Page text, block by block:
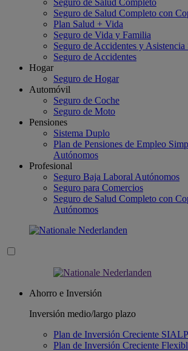
Seguro de Salud Completo
Seguro de Salud Completo con
Plan Salud + Vida
Seguro de Vida y Familia
Seguro de Accidentes y
Seguro de Accidentes
Hogar
Seguro de Hogar
Automóvil
Seguro de Coche
Seguro de Moto
Pensiones
Sistema Duplo
Plan de Pensiones de Empleo
Autónomos
Profesional
Seguro Baja Laboral Autónomos
Seguro para Comercios
Seguro de Salud Completo con
Autónomos
Ahorro e Inversión
Inversión medio/largo plazo
Plan de Inversión Creciente SIALP
Plan de Inversión Creciente